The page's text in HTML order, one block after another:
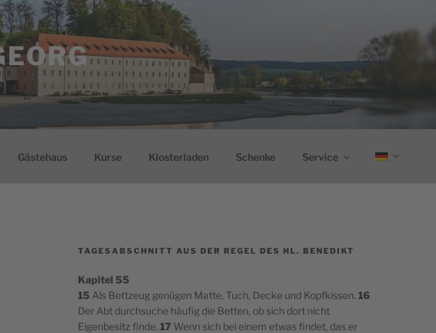
Gästehaus Kurse Klosterladen Schenke Service
TAGESABSCHNITT AUS DER REGEL DES HL. BENEDIKT
Kapitel 55
15 Als Bettzeug genügen Matte, Tuch, Decke und Kopfkissen. 16
Der Abt durchsuche häufig die Betten, ob sich dort nicht
Eigenbesitz finde. 17 Wenn sich bei einem etwas findet, das er